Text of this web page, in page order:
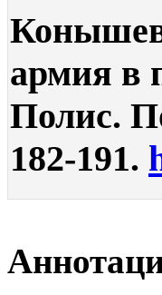
армия в
Полис.
182-191.